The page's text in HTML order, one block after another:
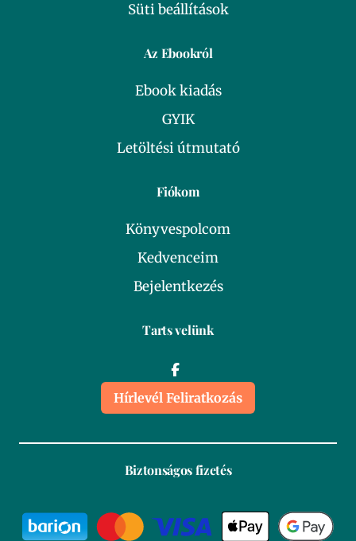
Süti beállítások
Az Ebookról
Ebook kiadás
GYIK
Letöltési útmutató
Fiókom
Könyvespolcom
Kedvenceim
Bejelentkezés
Tarts velünk
Hírlevél Feliratkozás
Biztonságos fizetés